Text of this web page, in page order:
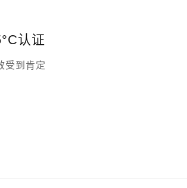
认证
受到肯定